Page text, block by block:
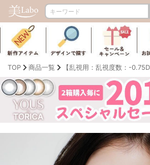
TOP 商品一覧